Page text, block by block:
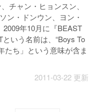
チャン・ヒョンスン、
ン・ドンウン、ヨン・
年10月に『BEAST
いう名前は、“Boys To
たち」という意味が含ま
2011-03-22 更新